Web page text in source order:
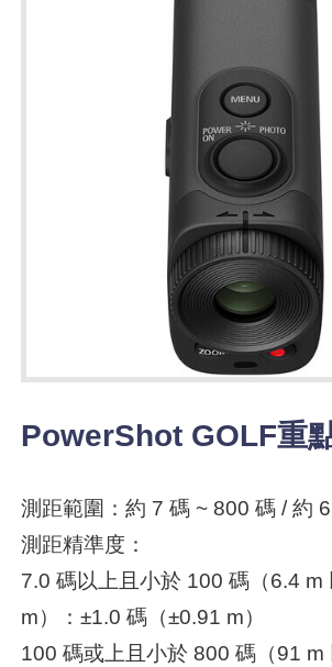
PowerShot GOLF重
測距範圍：約 7 碼 ~ 800 碼 / 約
測距精準度：
7.0 碼以上且小於 100 碼（6.4 m
m）：±1.0 碼（±0.91 m）
100 碼或上且小於 800 碼（91 m